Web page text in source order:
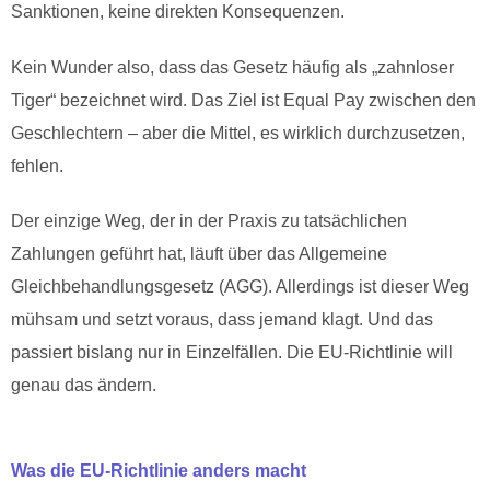
Sanktionen, keine direkten Konsequenzen.
Kein Wunder also, dass das Gesetz häufig als „zahnloser
Tiger“ bezeichnet wird. Das Ziel ist Equal Pay zwischen den
Geschlechtern – aber die Mittel, es wirklich durchzusetzen,
fehlen.
Der einzige Weg, der in der Praxis zu tatsächlichen
Zahlungen geführt hat, läuft über das Allgemeine
Gleichbehandlungsgesetz (AGG). Allerdings ist dieser Weg
mühsam und setzt voraus, dass jemand klagt. Und das
passiert bislang nur in Einzelfällen. Die EU-Richtlinie will
genau das ändern.
Was die EU-Richtlinie anders macht